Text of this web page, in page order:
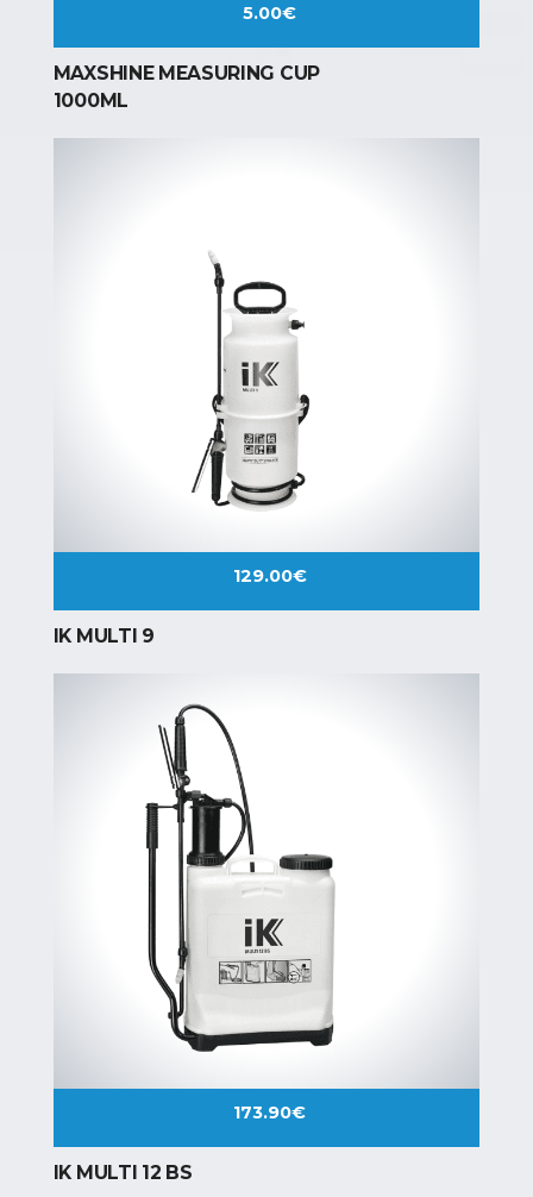
5.00€
MAXSHINE MEASURING CUP
1000ML
129.00€
IK MULTI 9
173.90€
IK MULTI 12 BS